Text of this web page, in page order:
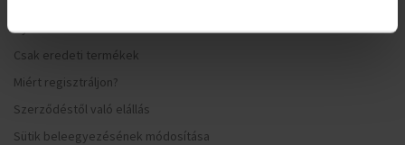
Gyakori kérdések
Csak eredeti termékek
Miért regisztráljon?
Szerződéstől való elállás
Sütik beleegyezésének módosítása